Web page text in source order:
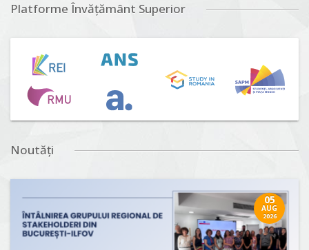
Platforme Învățământ Superior
Noutăți
05
AUG
2026